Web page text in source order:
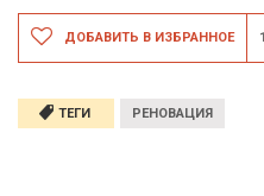
ДОБАВИТЬ В ИЗБРАННОЕ 1
ТЕГИ РЕНОВАЦИЯ